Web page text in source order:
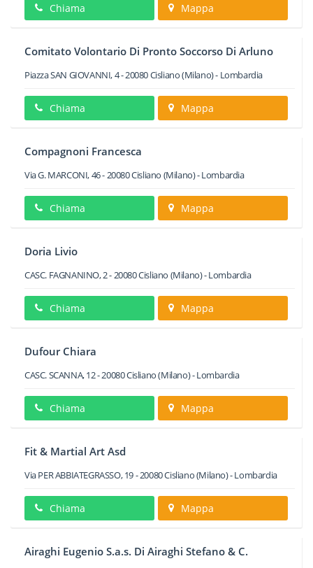
Chiama Mappa
Comitato Volontario Di Pronto Soccorso Di Arluno
Piazza SAN GIOVANNI, 4-20080Cisliano(Milano) - Lombardia
Chiama Mappa
Compagnoni Francesca
Via G. MARCONI, 46-20080Cisliano (Milano) -Lombardia
Chiama Mappa
Doria Livio
CASC. FAGNANINO, 2-20080Cisliano (Milano) -Lombardia
Chiama Mappa
Dufour Chiara
CASC. SCANNA, 12-20080Cisliano(Milano) -Lombardia
Chiama Mappa
Fit & Martial Art Asd
Via PER ABBIATEGRASSO, 19-20080Cisliano(Milano) -Lombardia
Chiama Mappa
Airaghi Eugenio S.a.s. Di Airaghi Stefano & C.